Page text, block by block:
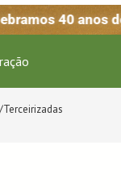
40 anos
Terceirizadas